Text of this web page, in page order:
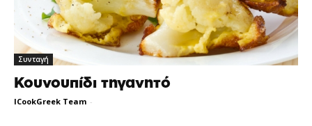
Συνταγή
Κουνουπίδι τηγανητό
ICookGreek Team -